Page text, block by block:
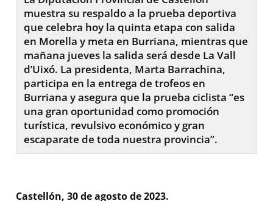
muestra su respaldo a la prueba deportiva
que celebra hoy la quinta etapa con salida
en Morella y meta en Burriana, mientras que
mañana jueves la salida será desde La Vall
d’Uixó. La presidenta, Marta Barrachina,
participa en la entrega de trofeos en
Burriana y asegura que la prueba ciclista “es
una gran oportunidad como promoción
turística, revulsivo económico y gran
escaparate de toda nuestra provincia”.
Castellón, 30 de agosto de 2023.